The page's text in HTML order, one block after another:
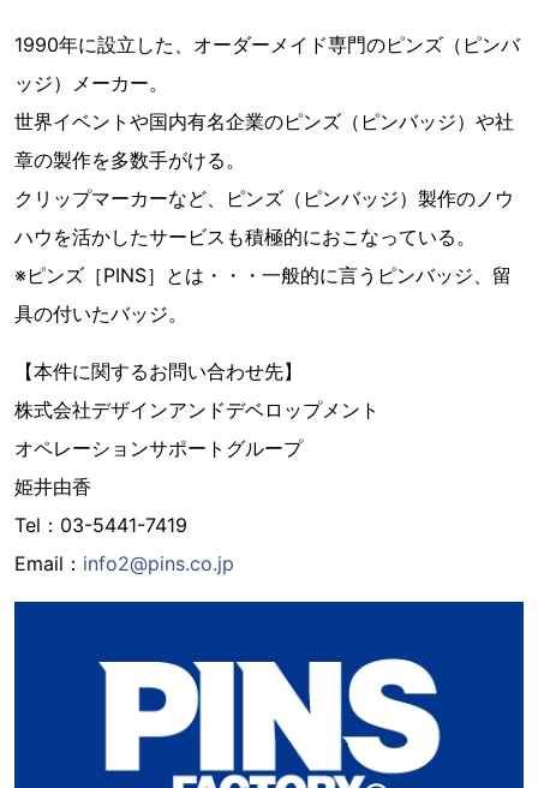
1990年に設立した、オーダーメイド専門のピンズ（ピンバ
ッジ）メーカー。
世界イベントや国内有名企業のピンズ（ピンバッジ）や社
章の製作を多数手がける。
クリップマーカーなど、ピンズ（ピンバッジ）製作のノウ
ハウを活かしたサービスも積極的におこなっている。
※ピンズ［PINS］とは・・・一般的に言うピンバッジ、留
具の付いたバッジ。
【本件に関するお問い合わせ先】
株式会社デザインアンドデベロップメント
オペレーションサポートグループ
姫井由香
Tel：03-5441-7419
Email： info2@pins.co.jp